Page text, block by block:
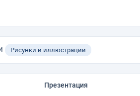
Рисунки и иллюстрации
Презентация